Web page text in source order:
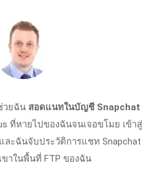
วยฉัน สอดแนทในบัญชี Snapchat
ที่หายไปของฉันจนเจอขโมย เข้าสู่
ละฉันจับประวัติการแชท Snapchat
าในพื้นที่ FTP ของฉัน